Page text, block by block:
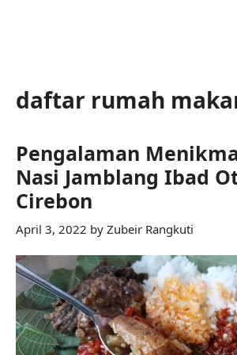
daftar rumah
Pengalaman
Nasi Jamblang Ibad
Cirebon
April 3, 2022 by Zubeir Rangkuti